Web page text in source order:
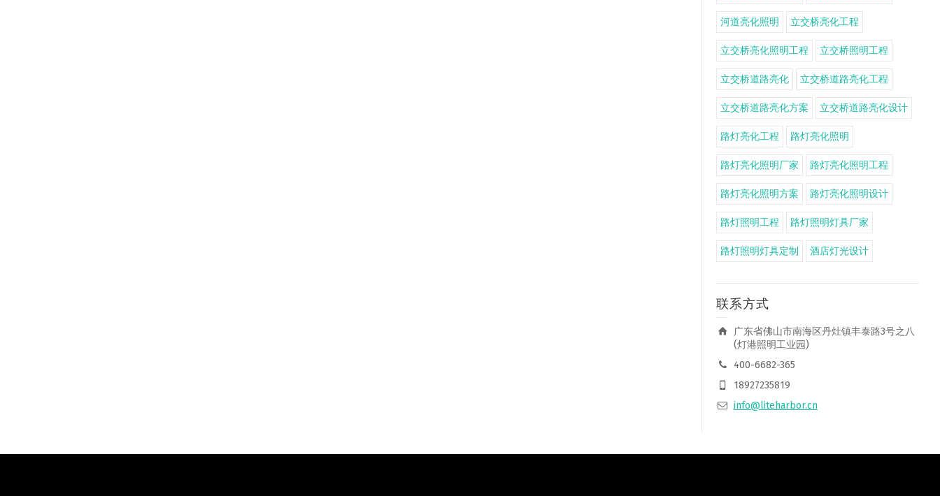
河道亮化照明 立交桥亮化工程
立交桥亮化照明工程 立交桥照明工程
立交桥道路亮化 立交桥道路亮化工程
立交桥道路亮化方案 立交桥道路亮化设计
路灯亮化工程 路灯亮化照明
路灯亮化照明厂家 路灯亮化照明工程
路灯亮化照明方案 路灯亮化照明设计
路灯照明工程 路灯照明灯具厂家
路灯照明灯具定制 酒店灯光设计
联系方式
广东省佛山市南海区丹灶镇丰泰路3号之八
(灯港照明工业园)
400-6682-365
18927235819
info@liteharbor.cn